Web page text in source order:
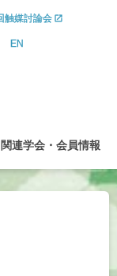
触媒討論会
EN
関連学会 ・ 会員情報